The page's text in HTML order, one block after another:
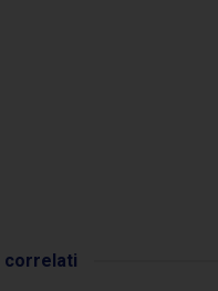
correlati